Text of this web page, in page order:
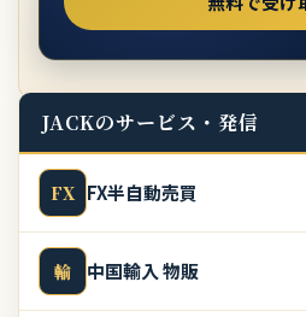
JACKのサービス・発信
FX FX半自動売買
輸 中国輸入 物販